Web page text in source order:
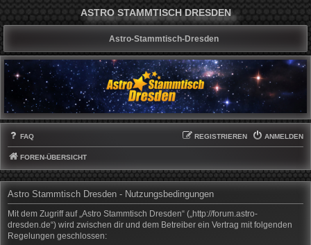
ASTRO STAMMTISCH DRESDEN
Astro-Stammtisch-Dresden
FAQ ANMELDEN
REGISTRIEREN
FOREN-ÜBERSICHT
Astro Stammtisch Dresden - Nutzungsbedingungen
Mit dem Zugriff auf „Astro Stammtisch Dresden“ („http://forum.astro-
dresden.de“) wird zwischen dir und dem Betreiber ein Vertrag mit folgenden
Regelungen geschlossen: